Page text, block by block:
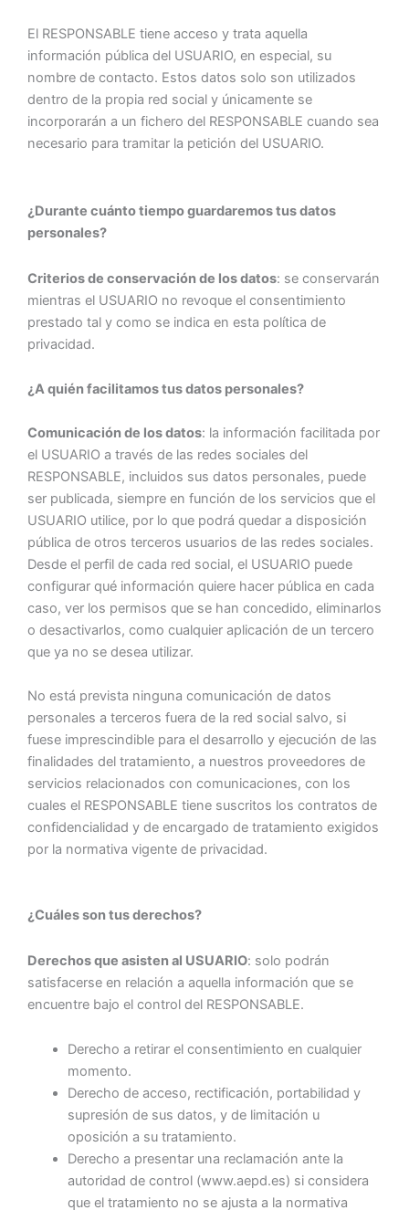
El RESPONSABLE tiene acceso y trata aquella
información pública del USUARIO, en especial, su
nombre de contacto. Estos datos solo son utilizados
dentro de la propia red social y únicamente se
incorporarán a un fichero del RESPONSABLE cuando sea
necesario para tramitar la petición del USUARIO.
¿Durante cuánto tiempo guardaremos tus datos
personales?
Criterios de conservación de los datos: se conservarán
mientras el USUARIO no revoque el consentimiento
prestado tal y como se indica en esta política de
privacidad.
¿A quién facilitamos tus datos personales?
Comunicación de los datos: la información facilitada por
el USUARIO a través de las redes sociales del
RESPONSABLE, incluidos sus datos personales, puede
ser publicada, siempre en función de los servicios que el
USUARIO utilice, por lo que podrá quedar a disposición
pública de otros terceros usuarios de las redes sociales.
Desde el perfil de cada red social, el USUARIO puede
configurar qué información quiere hacer pública en cada
caso, ver los permisos que se han concedido, eliminarlos
o desactivarlos, como cualquier aplicación de un tercero
que ya no se desea utilizar.
No está prevista ninguna comunicación de datos
personales a terceros fuera de la red social salvo, si
fuese imprescindible para el desarrollo y ejecución de las
finalidades del tratamiento, a nuestros proveedores de
servicios relacionados con comunicaciones, con los
cuales el RESPONSABLE tiene suscritos los contratos de
confidencialidad y de encargado de tratamiento exigidos
por la normativa vigente de privacidad.
¿Cuáles son tus derechos?
Derechos que asisten al USUARIO: solo podrán
satisfacerse en relación a aquella información que se
encuentre bajo el control del RESPONSABLE.
Derecho a retirar el consentimiento en cualquier
momento.
Derecho de acceso, rectificación, portabilidad y
supresión de sus datos, y de limitación u
oposición a su tratamiento.
Derecho a presentar una reclamación ante la
autoridad de control (www.aepd.es) si considera
que el tratamiento no se ajusta a la normativa